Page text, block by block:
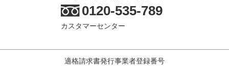
0120-535-789
カスタマーセンター
適格請求書発行事業者登録番号